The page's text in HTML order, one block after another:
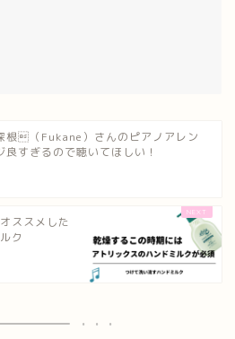
根（Fukane）さんのピアノアレン
良すぎるので聴いてほしい！
ススメした
ク